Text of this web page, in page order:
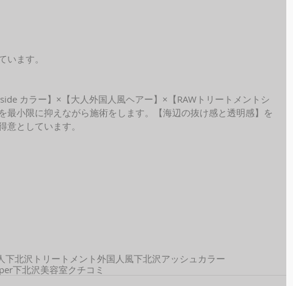
います。
カラー】×【大人外国人風ヘアー】×【RAWトリートメントシ
最小限に抑えながら施術をします。【海辺の抜け感と透明感】を
意としています。
下北沢トリートメント 外国人風下北沢アッシュカラー
下北沢美容室クチコミ